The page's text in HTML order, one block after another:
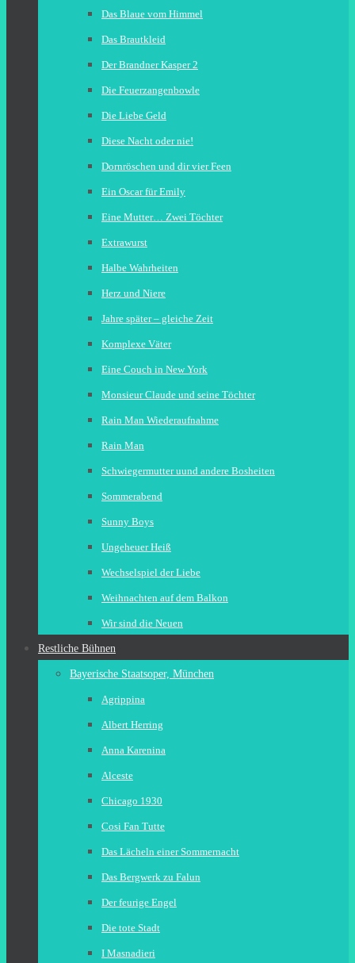
Das Blaue vom Himmel
Das Brautkleid
Der Brandner Kasper 2
Die Feuerzangenbowle
Die Liebe Geld
Diese Nacht oder nie!
Dornröschen und dir vier Feen
Ein Oscar für Emily
Eine Mutter… Zwei Töchter
Extrawurst
Halbe Wahrheiten
Herz und Niere
Jahre später – gleiche Zeit
Komplexe Väter
Eine Couch in New York
Monsieur Claude und seine Töchter
Rain Man Wiederaufnahme
Rain Man
Schwiegermutter uund andere Bosheiten
Sommerabend
Sunny Boys
Ungeheuer Heiß
Wechselspiel der Liebe
Weihnachten auf dem Balkon
Wir sind die Neuen
Restliche Bühnen
Bayerische Staatsoper, München
Agrippina
Albert Herring
Anna Karenina
Alceste
Chicago 1930
Cosi Fan Tutte
Das Lächeln einer Sommernacht
Das Bergwerk zu Falun
Der feurige Engel
Die tote Stadt
I Masnadieri